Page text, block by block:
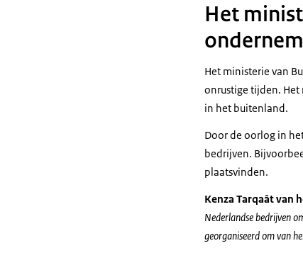
Het
Het ministerie van
onrustige tijden.
in het buitenland.
Door de oorlog in
bedrijven.
plaatsvinden.
Kenza Tarqaât van
Nederlandse bedrijven
georganiseerd om van